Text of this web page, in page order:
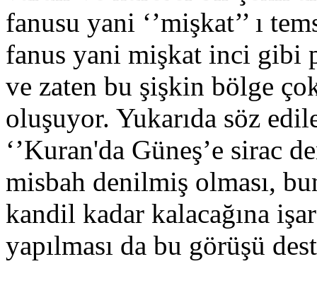
fanusu yani ‘’mişkat’’ ı
fanus yani mişkat inci gibi
ve zaten bu şişkin bölge
oluşuyor. Yukarıda söz
‘’Kuran'da Güneş’e sirac
misbah denilmiş olması,
kandil kadar kalacağına
yapılması da bu görüşü